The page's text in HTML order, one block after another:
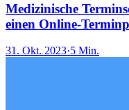
Medizinische
einen Online-
31. Okt. 2023·5 Min.